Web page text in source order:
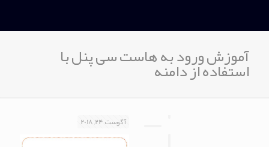
آموزش ورود به هاست سی پنل با
استفاده از دامنه
آگوست 24, 2018